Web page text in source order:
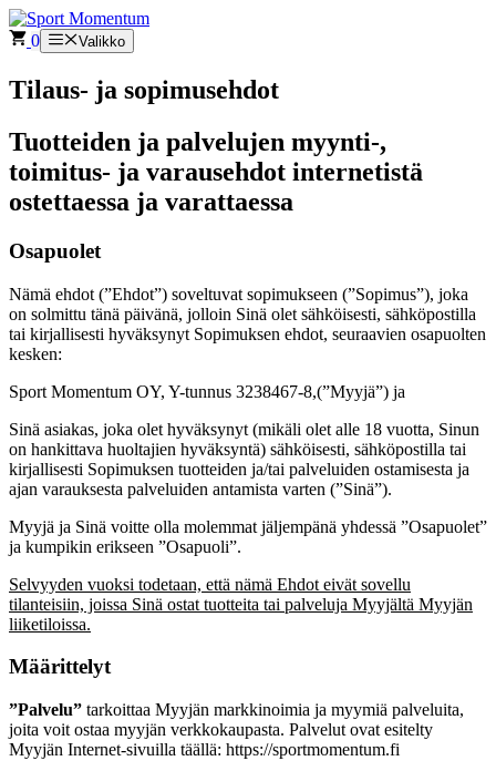
Siirry
sisältöön
0 Valikko
Tilaus- ja sopimusehdot
Tuotteiden ja palvelujen myynti-,
toimitus- ja varausehdot internetistä
ostettaessa ja varattaessa
Osapuolet
Nämä ehdot (”Ehdot”) soveltuvat sopimukseen (”Sopimus”), joka
on solmittu tänä päivänä, jolloin Sinä olet sähköisesti, sähköpostilla
tai kirjallisesti hyväksynyt Sopimuksen ehdot, seuraavien osapuolten
kesken:
Sport Momentum OY, Y-tunnus 3238467-8,(”Myyjä”) ja
Sinä asiakas, joka olet hyväksynyt (mikäli olet alle 18 vuotta, Sinun
on hankittava huoltajien hyväksyntä) sähköisesti, sähköpostilla tai
kirjallisesti Sopimuksen tuotteiden ja/tai palveluiden ostamisesta ja
ajan varauksesta palveluiden antamista varten (”Sinä”).
Myyjä ja Sinä voitte olla molemmat jäljempänä yhdessä ”Osapuolet”
ja kumpikin erikseen ”Osapuoli”.
Selvyyden vuoksi todetaan, että nämä Ehdot eivät sovellu
tilanteisiin, joissa Sinä ostat tuotteita tai palveluja Myyjältä Myyjän
liiketiloissa.
Määrittelyt
”Palvelu” tarkoittaa Myyjän markkinoimia ja myymiä palveluita,
joita voit ostaa myyjän verkkokaupasta. Palvelut ovat esitelty
Myyjän Internet-sivuilla täällä: https://sportmomentum.fi